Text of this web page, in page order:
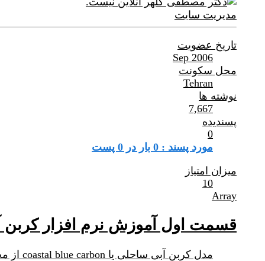
مدیریت سایت
تاریخ عضویت
Sep 2006
محل سکونت
Tehran
نوشته ها
7,667
پسندیده
0
مورد پسند : 0 بار در 0 پست
میزان امتیاز
10
Array
قسمت اول آموزش نرم افزار کربن
مدل کربن آبی ساحلی یا coastal blue carbon از مجموعه مدلهای نرم افزار invest می باشد.